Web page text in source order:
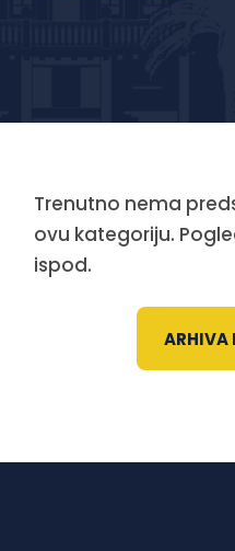
Trenutno nema
ovu kategoriju.
ispod.
ARHIVA